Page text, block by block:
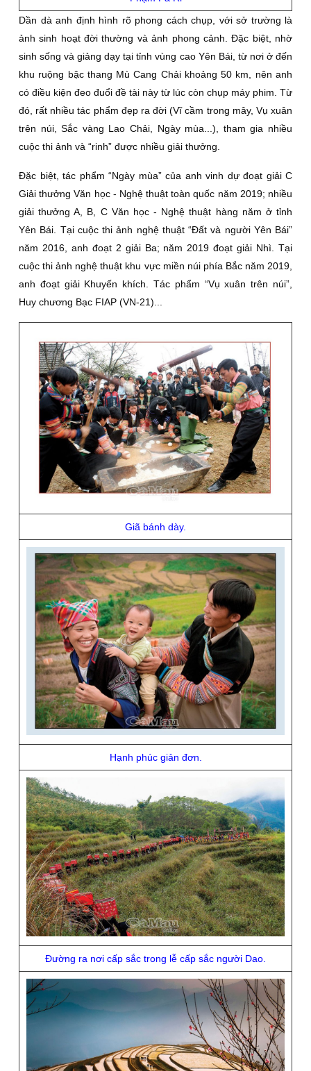
Dần dà anh định hình rõ phong cách chụp, với sở trường là
ảnh sinh hoạt đời thường và ảnh phong cảnh. Ðặc biệt, nhờ
sinh sống và giảng dạy tại tỉnh vùng cao Yên Bái, từ nơi ở đến
khu ruộng bậc thang Mù Cang Chải khoảng 50 km, nên anh
có điều kiện đeo đuổi đề tài này từ lúc còn chụp máy phim. Từ
đó, rất nhiều tác phẩm đẹp ra đời (Vĩ cầm trong mây, Vụ xuân
trên núi, Sắc vàng Lao Chải, Ngày mùa...), tham gia nhiều
cuộc thi ảnh và “rinh” được nhiều giải thưởng.
Ðặc biệt, tác phẩm “Ngày mùa” của anh vinh dự đoạt giải C
Giải thưởng Văn học - Nghệ thuật toàn quốc năm 2019; nhiều
giải thưởng A, B, C Văn học - Nghệ thuật hàng năm ở tỉnh
Yên Bái. Tại cuộc thi ảnh nghệ thuật “Ðất và người Yên Bái”
năm 2016, anh đoạt 2 giải Ba; năm 2019 đoạt giải Nhì. Tại
cuộc thi ảnh nghệ thuật khu vực miền núi phía Bắc năm 2019,
anh đoạt giải Khuyến khích. Tác phẩm “Vụ xuân trên núi”,
Huy chương Bạc FIAP (VN-21)...
Giã bánh dày.
Hạnh phúc giản đơn.
Ðường ra nơi cấp sắc trong lễ cấp sắc người Dao.